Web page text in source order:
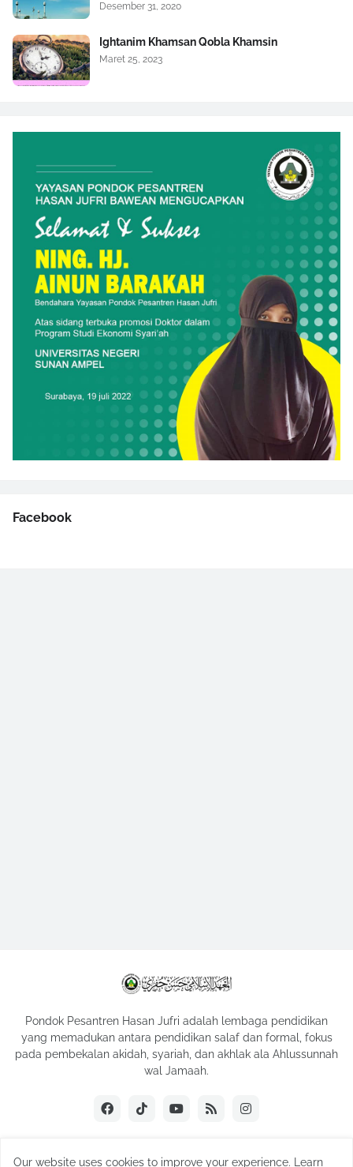
Desember 31, 2020
Ightanim Khamsan Qobla Khamsin
Maret 25, 2023
Facebook
Pondok Pesantren Hasan Jufri adalah lembaga pendidikan
yang memadukan antara pendidikan salaf dan formal, fokus
pada pembekalan akidah, syariah, dan akhlak ala Ahlussunnah
wal Jamaah.
Our website uses cookies to improve your experience. Learn